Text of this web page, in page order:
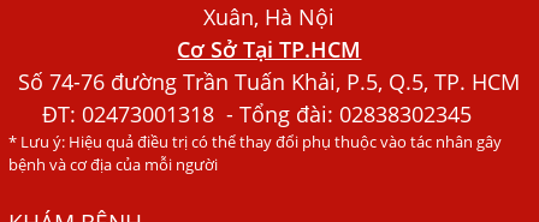
Người Đàn Ông Phát Ban Mẩn Đỏ Khắp Người, Sau Ba
Tháng Mới Tìm Ra Nguyên Nhân
Đau Mắt Đỏ, Nguyên Nhân Và Cách Điều Trị
HÀ NỘI – PHÁT BAN MẨN ĐỎ KHẮP NGƯỜI, ĐI KHÁM
Xuân, Hà Nội
Cơ Sở Tại TP.HCM
Số 74-76 đường Trần Tuấn Khải, P.5, Q.5, TP. HCM
ĐT:02473001318 - Tổng đài: 02838302345
* Lưu ý: Hiệu quả điều trị có thể thay đổi phụ thuộc vào tác nhân gây
bệnh và cơ địa của mỗi người